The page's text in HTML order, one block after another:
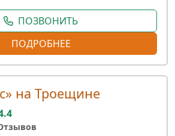
ПОЗВОНИТЬ
ПОДРОБНЕЕ
на Троещине